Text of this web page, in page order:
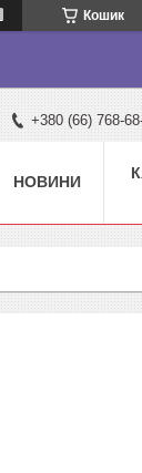
Кошик
+380 (66) 768-
НОВИНИ